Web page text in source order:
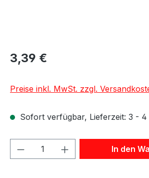
3,39 €
Preise inkl. MwSt. zzgl.
Sofort verfügbar, Lieferzeit: 3 - 4
Produkt Anzahl: GibIn den